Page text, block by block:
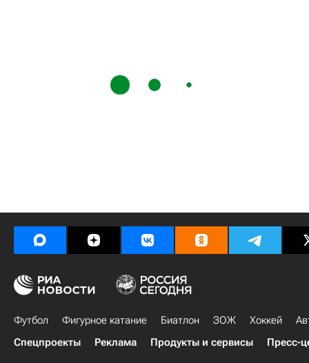
Футбол Фигурное катание Биатлон ЗОЖ Хоккей
Спецпроекты
Реклама Продукты и сервисы Пресс-